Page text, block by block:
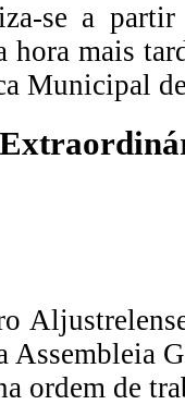
se a
hora mais
Municipal
Assembleia
ordem de